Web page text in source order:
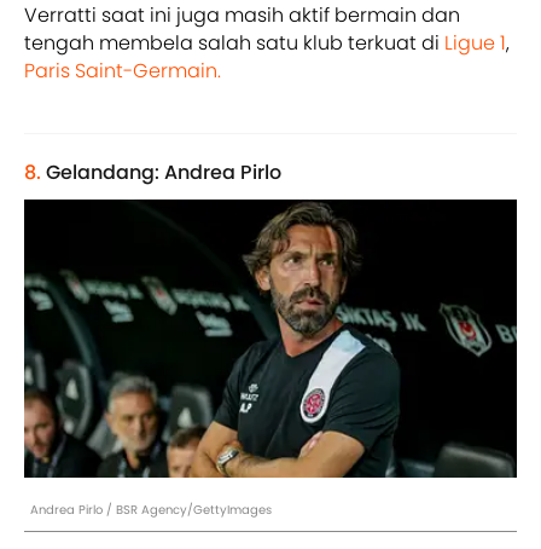
Verratti saat ini juga masih aktif bermain dan
tengah membela salah satu klub terkuat di Ligue 1,
Paris Saint-Germain.
8. Gelandang: Andrea Pirlo
Andrea Pirlo / BSR Agency/GettyImages